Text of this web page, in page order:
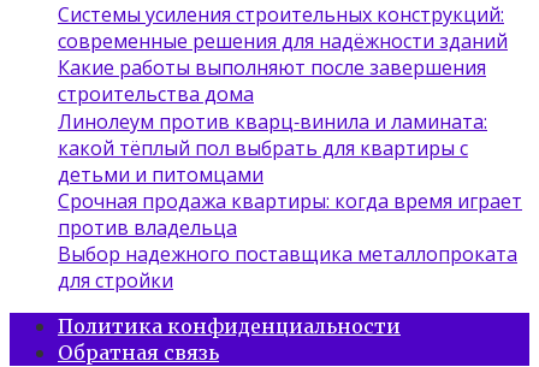
Системы усиления строительных конструкций:
современные решения для надёжности зданий
Какие работы выполняют после завершения
строительства дома
Линолеум против кварц‑винила и ламината:
какой тёплый пол выбрать для квартиры с
детьми и питомцами
Срочная продажа квартиры: когда время играет
против владельца
Выбор надежного поставщика металлопроката
для стройки
Политика конфиденциальности
Обратная связь